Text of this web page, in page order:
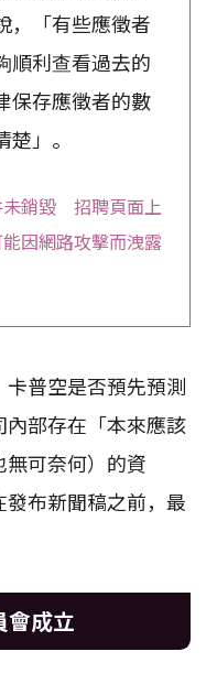
，「有些應徵者
順利查看過去的
保存應徵者的數
」。
未銷毀 招聘頁面上
因網路攻擊而洩露
普空是否預先預測
部存在「本來應該
可奈何）的資
布新聞稿之前，最
會成立